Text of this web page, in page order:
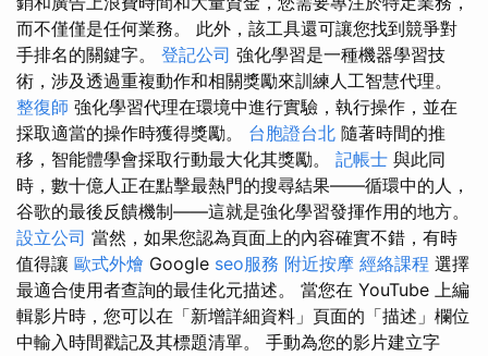
而不僅僅是任何業務。 此外，該工具還可讓您找到競爭對
手排名的關鍵字。 登記公司 強化學習是一種機器學習技
術，涉及透過重複動作和相關獎勵來訓練人工智慧代理。
整復師 強化學習代理在環境中進行實驗，執行操作，並在
採取適當的操作時獲得獎勵。 台胞證台北 隨著時間的推
移，智能體學會採取行動最大化其獎勵。 記帳士 與此同
時，數十億人正在點擊最熱門的搜尋結果——循環中的人，
谷歌的最後反饋機制——這就是強化學習發揮作用的地方。
設立公司 當然，如果您認為頁面上的內容確實不錯，有時
值得讓 歐式外燴 Google seo服務 附近按摩 經絡課程 選擇
最適合使用者查詢的最佳化元描述。 當您在 YouTube 上編
輯影片時，您可以在「新增詳細資料」頁面的「描述」欄位
中輸​​入時間戳記及其標題清單。 手動為您的影片建立字